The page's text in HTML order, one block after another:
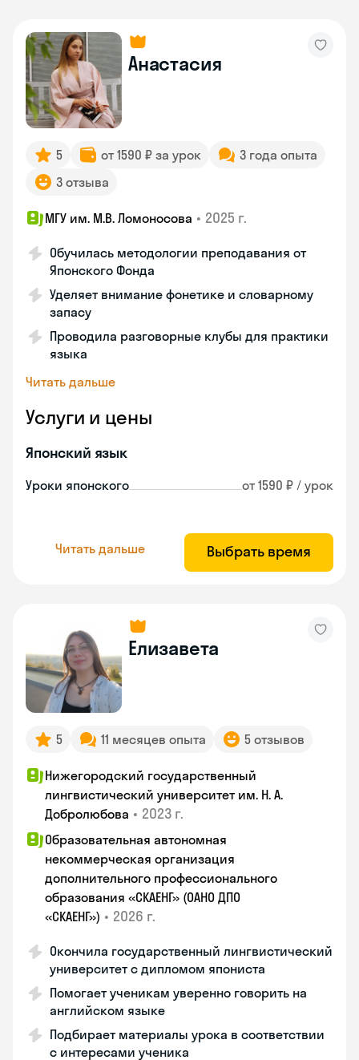
Анастасия
5 от 1590 ₽ за урок
3 года опыта
3 отзыва
МГУ им. М.В. Ломоносова • 2025 г.
Обучилась методологии преподавания от
Японского Фонда
Уделяет внимание фонетике и словарному
запасу
Проводила разговорные клубы для практики
языка
Читать дальше
Услуги и цены
Японский язык
Уроки японского от 1590 ₽ / урок
Читать дальше Выбрать время
Елизавета
5 11 месяцев опыта 5 отзывов
Нижегородский государственный
лингвистический университет им. Н. А.
Добролюбова • 2023 г.
Образовательная автономная
некоммерческая организация
дополнительного профессионального
образования «СКАЕНГ» (ОАНО ДПО
«СКАЕНГ») • 2026 г.
Окончила государственный лингвистический
университет с дипломом япониста
Помогает ученикам уверенно говорить на
английском языке
Подбирает материалы урока в соответствии
с интересами ученика